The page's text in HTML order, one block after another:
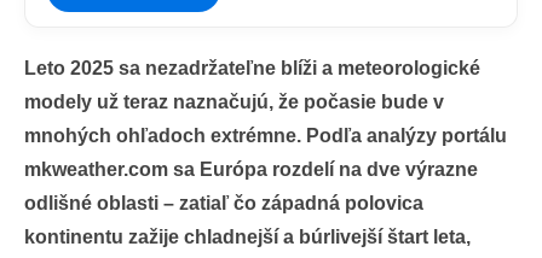
Leto 2025 sa nezadržateľne blíži a meteorologické
modely už teraz naznačujú, že počasie bude v
mnohých ohľadoch extrémne. Podľa analýzy portálu
mkweather.com sa Európa rozdelí na dve výrazne
odlišné oblasti – zatiaľ čo západná polovica
kontinentu zažije chladnejší a búrlivejší štart leta,